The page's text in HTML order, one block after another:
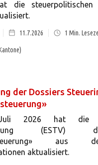
die steuerpolitischen
11.7.2026 1 Min.
der Dossiers
2026 hat die
(ESTV)
aus
aktualisiert.